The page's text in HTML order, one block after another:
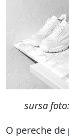
sursa foto:
O pereche